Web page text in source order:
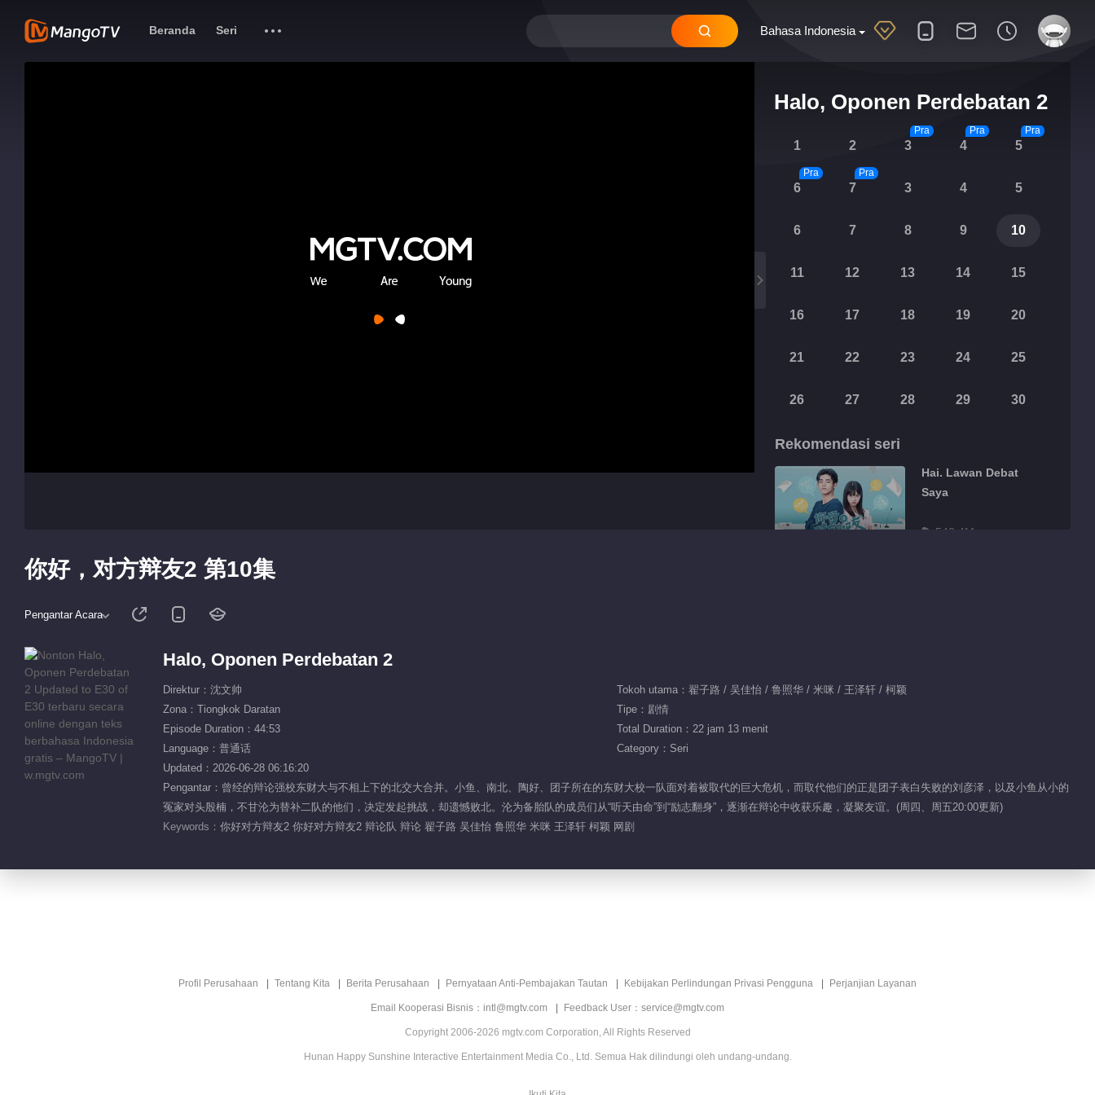
Bahasa Indonesia
Beranda Seri
Halo, Oponen Perdebatan 2
1 2 3
Pra
4
Pra
5
Pra
6
Pra
7
Pra
3 4 5
6 7 8 9 10
11 12 13 14 15
16 17 18 19 20
21 22 23 24 25
26 27 28 29 30
Rekomendasi seri
Hai. Lawan Debat
Saya
542.4M
01:38
逃避上场
00:31
你好，对方辩友2 第10集
Pengantar Acara
Halo, Oponen Perdebatan 2
Direktur：沈文帅
Tokoh utama：翟子路 / 吴佳怡 / 鲁照华 / 米咪 / 王泽轩 / 柯颖
Zona：Tiongkok Daratan
Tipe：剧情
Episode Duration：44:53
Total Duration：22 jam 13 menit
Language：普通话
Category：Seri
Updated：2026-06-28 06:16:20
Pengantar：曾经的辩论强校东财大与不相上下的北交大合并。小鱼、南北、陶好、团子所在的东财大校一队面对着被取代的巨大危机，而取代他们的正是团子表白失败的刘彦泽，以及小鱼从小的
冤家对头殷楠，不甘沦为替补二队的他们，决定发起挑战，却遗憾败北。沦为备胎队的成员们从“听天由命”到“励志翻身”，逐渐在辩论中收获乐趣，凝聚友谊。(周四、周五20:00更新)
Keywords： 你好对方辩友2 你好对方辩友2 辩论队 辩论 翟子路 吴佳怡 鲁照华 米咪 王泽轩 柯颖 网剧
Profil Perusahaan Tentang Kita Berita Perusahaan Pernyataan Anti-Pembajakan Tautan Kebijakan Perlindungan Privasi Pengguna Perjanjian Layanan
Email Kooperasi Bisnis：intl@mgtv.com Feedback User：service@mgtv.com
Copyright 2006-2026 mgtv.com Corporation, All Rights Reserved
Hunan Happy Sunshine Interactive Entertainment Media Co., Ltd. Semua Hak dilindungi oleh undang-undang.